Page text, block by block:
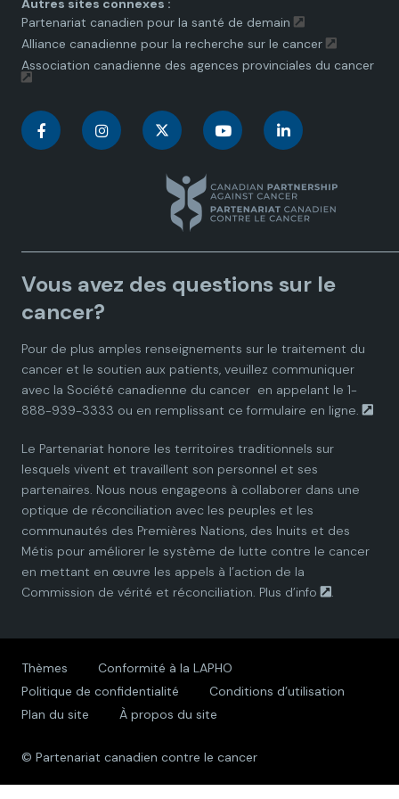
Autres sites connexes :
Partenariat canadien pour la santé de demain
Alliance canadienne pour la recherche sur le cancer
Association canadienne des agences provinciales du cancer
C
a
d
a
n
P
a
r
t
e
h
C
a
d
a
n
P
a
r
t
e
h
n
a
d
a
n
P
a
r
t
e
h
C
n
a
d
a
n
P
a
r
t
e
h
C
n
a
d
a
n
P
a
r
t
h
Vous avez des questions sur le
cancer?
Pour de plus amples renseignements sur le traitement du
cancer et le soutien aux patients, veuillez communiquer
avec la Société canadienne du cancer en appelant le 1-
888-939-3333 ou en remplissant ce formulaire en ligne.
Le Partenariat honore les territoires traditionnels sur
lesquels vivent et travaillent son personnel et ses
partenaires. Nous nous engageons à collaborer dans une
optique de réconciliation avec les peuples et les
communautés des Premières Nations, des Inuits et des
Métis pour améliorer le système de lutte contre le cancer
en mettant en œuvre les appels à l’action de la
Commission de vérité et réconciliation. Plus d’info .
Thèmes
Conformité à la LAPHO
Politique de confidentialité
Conditions d’utilisation
Plan du site
À propos du site
© Partenariat canadien contre le cancer